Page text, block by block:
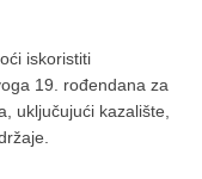
iskoristiti
19. rođendana za
uključujući kazalište,